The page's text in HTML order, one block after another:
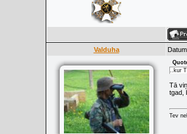
Valduha
..kur
Tā
tgad,
Tev